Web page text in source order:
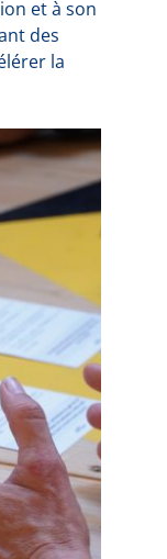
et à son
des
la